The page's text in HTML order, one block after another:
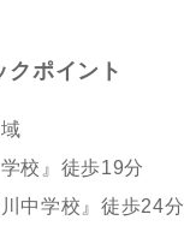
クポイント
校』徒歩19分
中学校』徒歩24分